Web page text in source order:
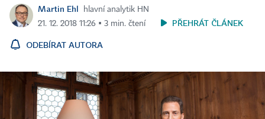
Martin Ehl
hlavní analytik HN
21. 12. 2018 11:26 ▪ 3 min. čtení
PŘEHRÁT ČLÁNEK
ODEBÍRAT AUTORA